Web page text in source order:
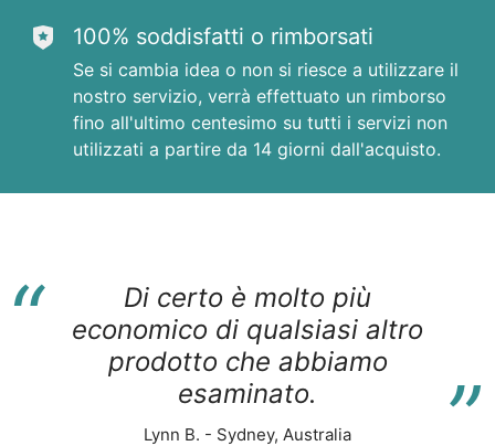
“
Di certo è molto più
economico di qualsiasi altro
prodotto che abbiamo
esaminato.
“
Lynn B. - Sydney, Australia
100% soddisfatti o rimborsati
Se si cambia idea o non si riesce a utilizzare il
nostro servizio, verrà effettuato un rimborso
fino all'ultimo centesimo su tutti i servizi non
utilizzati a partire da 14 giorni dall'acquisto.